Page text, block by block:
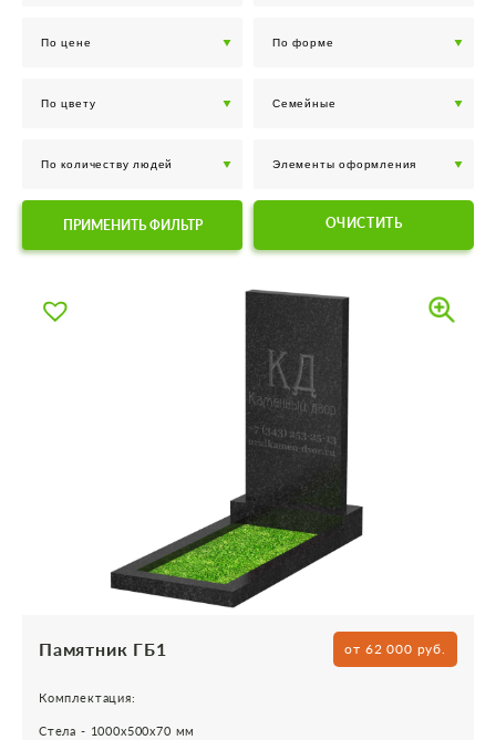
ПРИМЕНИТЬ ФИЛЬТР ОЧИСТИТЬ
Памятник ГБ1 от 62 000 руб.
Комплектация:
Стела - 1000х500х70 мм